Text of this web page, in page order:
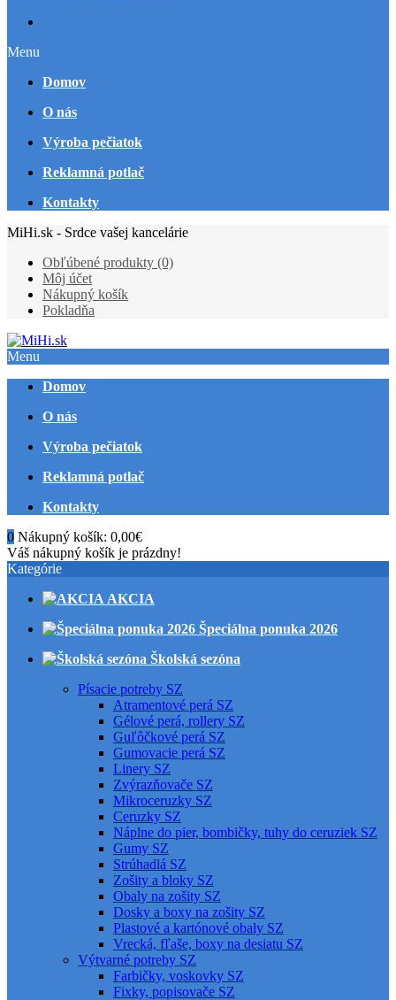
Menu
Domov
O nás
Výroba pečiatok
Reklamná potlač
Kontakty
MiHi.sk - Srdce vašej kancelárie
Obľúbené produkty (0)
Môj účet
Nákupný košík
Pokladňa
Menu
Domov
O nás
Výroba pečiatok
Reklamná potlač
Kontakty
0 Nákupný košík: 0,00€
Váš nákupný košík je prázdny!
Kategórie
AKCIA
Špeciálna ponuka 2026
Školská sezóna
Písacie potreby SZ
Atramentové perá SZ
Gélové perá, rollery SZ
Guľôčkové perá SZ
Gumovacie perá SZ
Linery SZ
Zvýrazňovače SZ
Mikroceruzky SZ
Ceruzky SZ
Náplne do pier, bombičky, tuhy do ceruziek SZ
Gumy SZ
Strúhadlá SZ
Zošity a bloky SZ
Obaly na zošity SZ
Dosky a boxy na zošity SZ
Plastové a kartónové obaly SZ
Vrecká, fľaše, boxy na desiatu SZ
Výtvarné potreby SZ
Farbičky, voskovky SZ
Fixky, popisovače SZ